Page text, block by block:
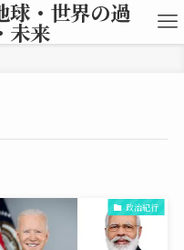
球・世界の過
未来
政治紀行